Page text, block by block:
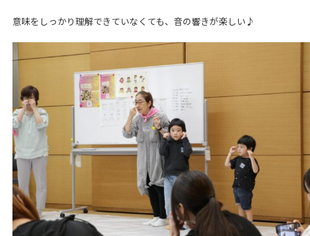
意味をしっかり理解できていなくても、音の響きが楽しい♪